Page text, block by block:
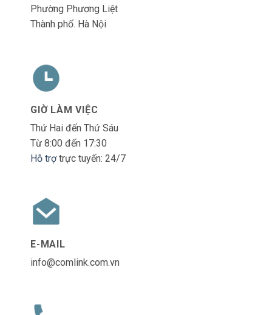
Phường Phương Liệt
Thành phố. Hà Nội
GIỜ LÀM VIỆC
Thứ Hai đến Thứ Sáu
Từ 8:00 đến 17:30
Hỗ trợtrực tuyến: 24/7
E-MAIL
info@comlink.com.vn